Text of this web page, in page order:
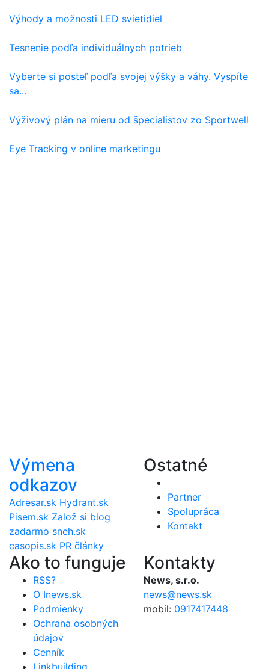
Výhody a možnosti LED svietidiel
Tesnenie podľa individuálnych potrieb
Vyberte si posteľ podľa svojej výšky a váhy. Vyspíte
sa...
Výživový plán na mieru od špecialistov zo Sportwell
Eye Tracking v online marketingu
Výmena
odkazov
Adresar.sk Hydrant.sk
Pisem.sk Založ si blog
zadarmo sneh.sk
casopis.sk PR články
Ostatné
Partner
Spolupráca
Kontakt
Ako to funguje
RSS?
O Inews.sk
Podmienky
Ochrana osobných
údajov
Cenník
Kontakty
News, s.r.o.
news@news.sk
mobil: 0917417448